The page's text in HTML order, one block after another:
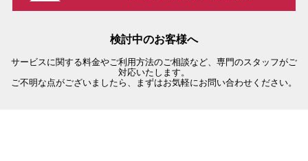
検討中のお客様へ
サービスに関する料金やご利用方法のご相談など、専門のスタッフがご
対応いたします。
ご不明な点がございましたら、まずはお気軽にお問い合わせください。